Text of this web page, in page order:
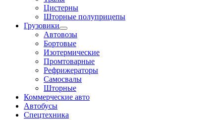
Цистерны
Шторные полуприцепы
Грузовики
Автовозы
Бортовые
Изотермические
Промтоварные
Рефрижераторы
Самосвалы
Шторные
Коммерческие авто
Автобусы
Спецтехника